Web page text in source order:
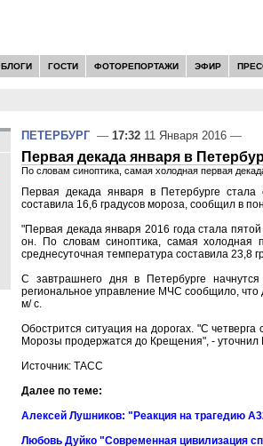
БЛОГИ ГОСТИ ФОТОРЕПОРТАЖИ ЭФИР
ПЕТЕРБУРГ — 17:32 11 Января 2016 —
Первая декада января в
По словам синоптика, самая холодная первая
Первая декада января в Петербурге
составила 16,6 градусов мороза, сообщил в
"Первая декада января 2016 года стала
он. По словам синоптика, самая холодная
среднесуточная температура составила 23,8
С завтрашнего дня в Петербурге
региональное управление МЧС сообщило, что
м/ с.
Обострится ситуация на дорогах. "С
Морозы продержатся до Крещения", - уточнил
Источник: ТАСС
Далее по теме:
Алексей Лушников: "Реакция на трагедию
Любовь Дуйко "Современная цивилизация